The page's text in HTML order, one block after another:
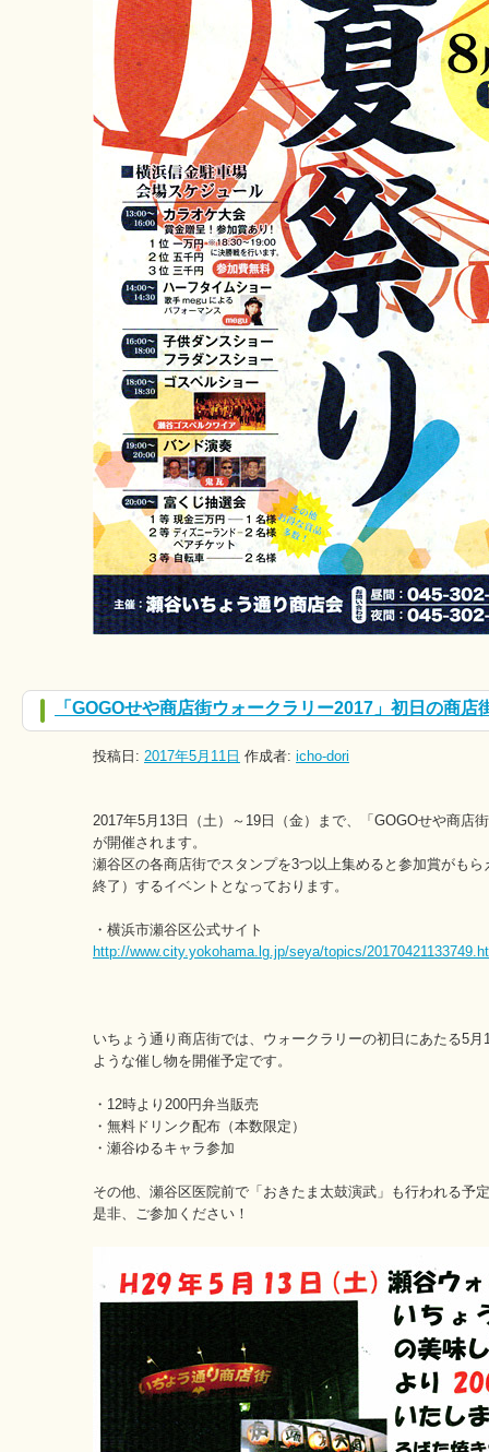
「GOGOせや商店街ウォークラリー2017」初日の商店
投稿日: 2017年5月11日 作成者: icho-dori
2017年5月13日（土）～19日（金）まで、「GOGOせや商店
が開催されます。
瀬谷区の各商店街でスタンプを3つ以上集めると参加賞がも
終了）するイベントとなっております。
・横浜市瀬谷区公式サイト
http://www.city.yokohama.lg.jp/seya/topics/
いちょう通り商店街では、ウォークラリーの初日にあたる5
ような催し物を開催予定です。
・12時より200円弁当販売
・無料ドリンク配布（本数限定）
・瀬谷ゆるキャラ参加
その他、瀬谷区医院前で「おきたま太鼓演武」も行われる予
是非、ご参加ください！